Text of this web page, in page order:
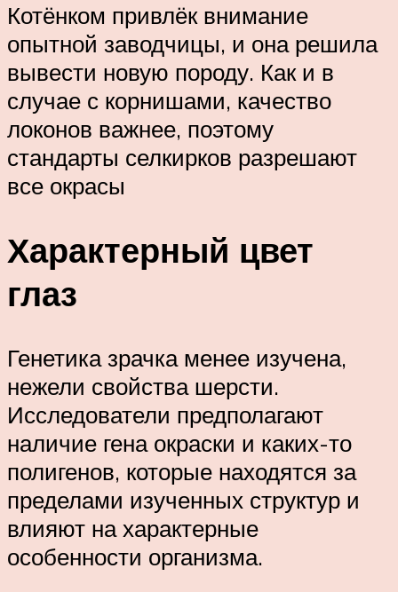
Котёнком привлёк внимание
опытной заводчицы, и она решила
вывести новую породу. Как и в
случае с корнишами, качество
локонов важнее, поэтому
стандарты селкирков разрешают
все окрасы
Характерный цвет
глаз
Генетика зрачка менее изучена,
нежели свойства шерсти.
Исследователи предполагают
наличие гена окраски и каких-то
полигенов, которые находятся за
пределами изученных структур и
влияют на характерные
особенности организма.